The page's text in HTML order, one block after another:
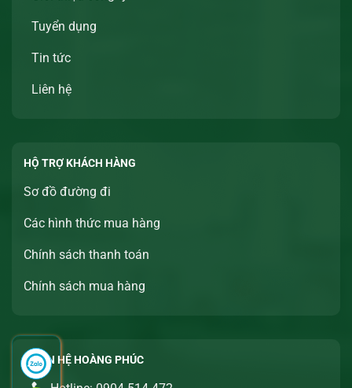
Tuyển dụng
Tin tức
Liên hệ
HỘ TRỢ KHÁCH HÀNG
Sơ đồ đường đi
Các hình thức mua hàng
Chính sách thanh toán
Chính sách mua hàng
LIÊN HỆ HOÀNG PHÚC